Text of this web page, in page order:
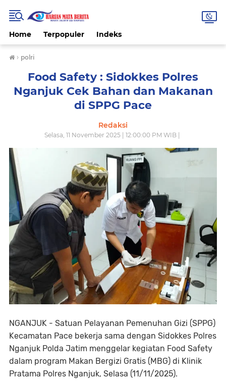
Home Terpopuler Indeks
› polri
Food Safety : Sidokkes Polres
Nganjuk Cek Bahan dan Makanan
di SPPG Pace
Redaksi
Selasa, 11 November 2025 | 12:00:00 PM WIB |
NGANJUK - Satuan Pelayanan Pemenuhan Gizi (SPPG)
Kecamatan Pace bekerja sama dengan Sidokkes Polres
Nganjuk Polda Jatim menggelar kegiatan Food Safety
dalam program Makan Bergizi Gratis (MBG) di Klinik
Pratama Polres Nganjuk, Selasa (11/11/2025).